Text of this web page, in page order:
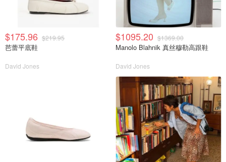
$175.96 $219.95
芭蕾平底鞋
David Jones
$1095.20 $1369.00
Manolo Blahnik 真丝穆勒高跟鞋
David Jones